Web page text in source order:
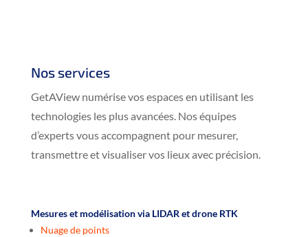
Nos services
GetAView numérise vos espaces en utilisant les
technologies les plus avancées. Nos équipes
d’experts vous accompagnent pour mesurer,
transmettre et visualiser vos lieux avec précision.
Mesures et modélisation via LIDAR et drone RTK
Nuage de points